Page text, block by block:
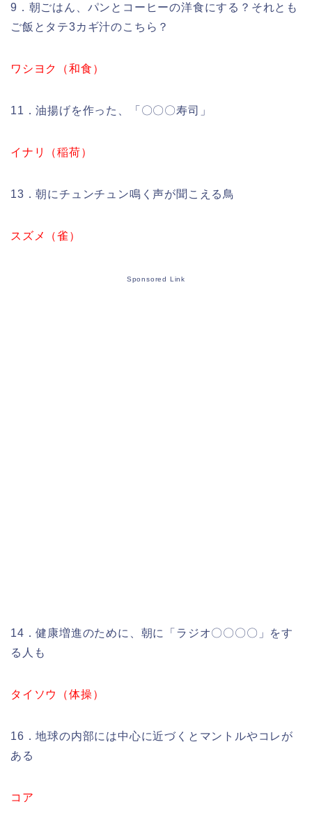
9．朝ごはん、パンとコーヒーの洋食にする？それとも
ご飯とタテ3カギ汁のこちら？
ワシヨク（和食）
11．油揚げを作った、「〇〇〇寿司」
イナリ（稲荷）
13．朝にチュンチュン鳴く声が聞こえる鳥
スズメ（雀）
Sponsored Link
14．健康増進のために、朝に「ラジオ〇〇〇〇」をす
る人も
タイソウ（体操）
16．地球の内部には中心に近づくとマントルやコレが
ある
コア